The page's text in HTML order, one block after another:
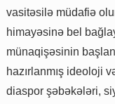
vasitəsilə müdafiə
himayəsinə bel
münaqişəsinin
hazırlanmış ideoloji
diaspor şəbəkələri,